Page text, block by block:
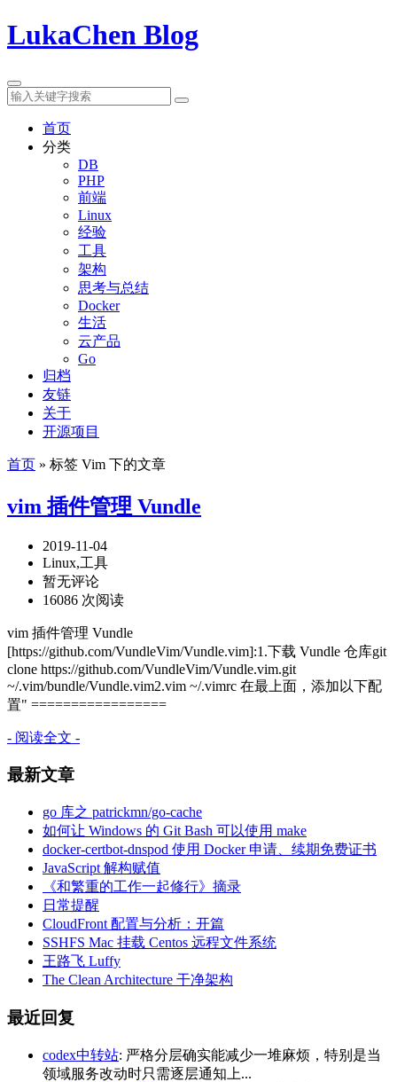
LukaChen Blog
首页
分类
DB
PHP
前端
Linux
经验
工具
架构
思考与总结
Docker
生活
云产品
Go
归档
友链
关于
开源项目
首页 » 标签 Vim 下的文章
vim 插件管理 Vundle
2019-11-04
Linux,工具
暂无评论
16086 次阅读
vim 插件管理 Vundle
[https://github.com/VundleVim/Vundle.vim]:1.下载 Vundle 仓库git
clone https://github.com/VundleVim/Vundle.vim.git
~/.vim/bundle/Vundle.vim2.vim ~/.vimrc 在最上面，添加以下配
置" =================
- 阅读全文 -
最新文章
go 库之 patrickmn/go-cache
如何让 Windows 的 Git Bash 可以使用 make
docker-certbot-dnspod 使用 Docker 申请、续期免费证书
JavaScript 解构赋值
《和繁重的工作一起修行》摘录
日常提醒
CloudFront 配置与分析：开篇
SSHFS Mac 挂载 Centos 远程文件系统
王路飞 Luffy
The Clean Architecture 干净架构
最近回复
codex中转站: 严格分层确实能减少一堆麻烦，特别是当
领域服务改动时只需逐层通知上...